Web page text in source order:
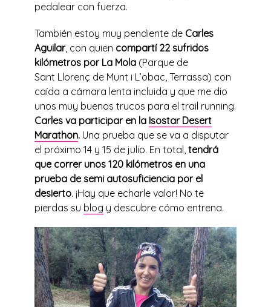
pedalear con fuerza.
También estoy muy pendiente de Carles
Aguilar, con quien compartí 22 sufridos
kilómetros por La Mola (Parque de
Sant Llorenç de Munt i L’obac, Terrassa) con
caída a cámara lenta incluida y que me dio
unos muy buenos trucos para el trail running.
Carles va participar en la Isostar Desert
Marathon. Una prueba que se va a disputar
el próximo 14 y 15 de julio. En total, tendrá
que correr unos 120 kilómetros en una
prueba de semi autosuficiencia por el
desierto. ¡Hay que echarle valor! No te
pierdas su blog y descubre cómo entrena.